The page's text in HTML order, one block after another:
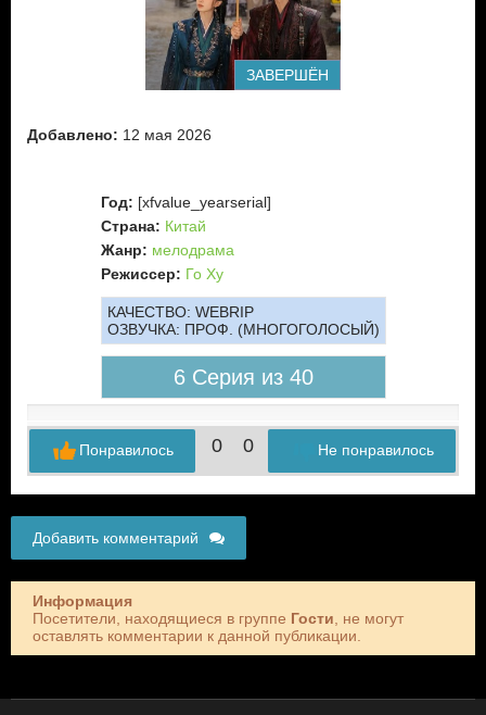
ЗАВЕРШЁН
Добавлено: 12 мая 2026
Год: [xfvalue_yearserial]
Страна: Китай
Жанр: мелодрама
Режиссер: Го Ху
КАЧЕСТВО: WEBRIP
ОЗВУЧКА: ПРОФ. (МНОГОГОЛОСЫЙ)
6 Серия из 40
0 0 Не понравилось
Понравилось
Добавить комментарий
Информация
Посетители, находящиеся в группе Гости, не могут
оставлять комментарии к данной публикации.